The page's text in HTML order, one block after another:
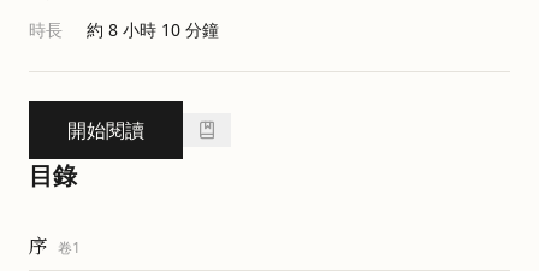
時長
約 8 小時 10 分鐘
開始閱讀
目錄
序 卷1